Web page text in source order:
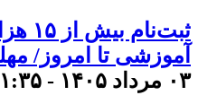
آموزشی تا امروز/
۰۳ مرداد ۱۴۰۵ - ۱۱:۳۵